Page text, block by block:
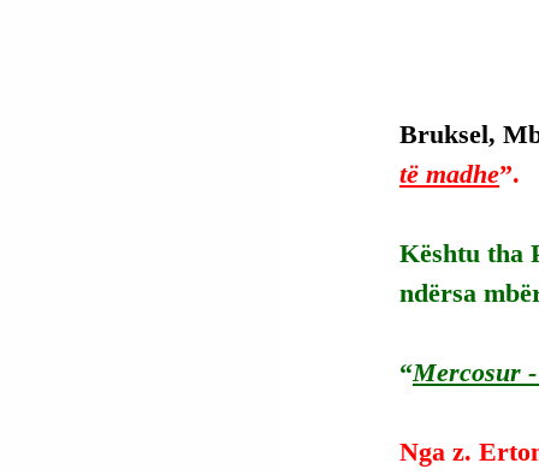
Bruksel,
të madhe”.
Kështu tha
ndërsa
“Mercosur
Nga z.